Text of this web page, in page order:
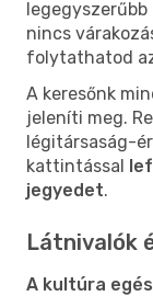
nincs
folytathatod
A keresőnk
jeleníti meg.
légitársaság-
kattintással
jegyedet.
Látnivalók
A kultúra